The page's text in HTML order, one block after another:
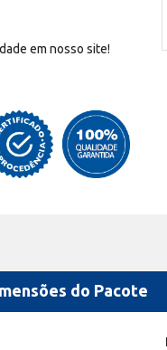
em nosso site!
do Pacote